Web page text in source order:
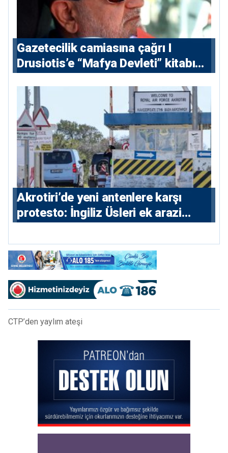
Gazetecilik camiasına çağrı I
⁠Drusiotis’e “Mafya Devleti” kitabı
⁠Akrotiri’de yeni antenlere karşı
protesto: İngiliz Üsleri ek arazi
CTP’den yaylım ateşi